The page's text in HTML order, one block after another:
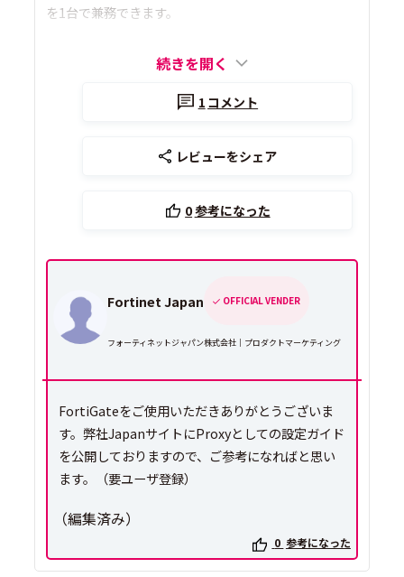
を1台で兼務できます。
続きを開く
1 コメント
レビューをシェア
0参考になった
Fortinet Japan OFFICIAL VENDER
フォーティネットジャパン株式会社｜プロダクトマーケティング
FortiGateをご使用いただきありがとうございま
す。弊社JapanサイトにProxyとしての設定ガイド
を公開しておりますので、ご参考になればと思い
ます。（要ユーザ登録）
（編集済み）
0 参考になった